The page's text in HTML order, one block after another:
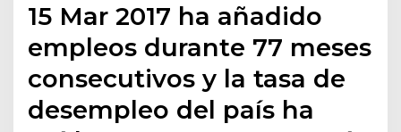
15 Mar 2017 ha añadido
empleos durante 77 meses
consecutivos y la tasa de
desempleo del país ha